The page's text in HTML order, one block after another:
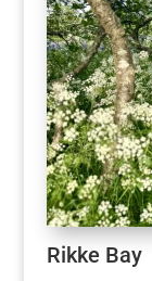
Rikke Bay